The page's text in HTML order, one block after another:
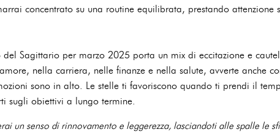
concentrato su una routine equilibrata, prestando attenzione
Sagittario per marzo 2025 porta un mix di eccitazione e
nella carriera, nelle finanze e nella salute, avverte anche
sono in alto. Le stelle ti favoriscono quando ti prendi il
sugli obiettivi a lungo termine.
un senso di rinnovamento e leggerezza, lasciandoti alle spalle le